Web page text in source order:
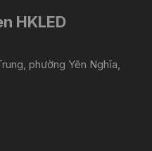
HKLED
phường Yên Nghĩa,